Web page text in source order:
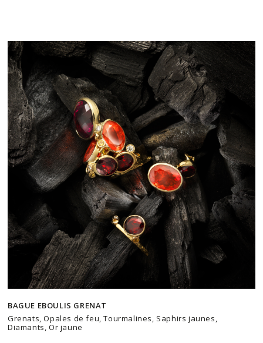
BAGUE EBOULIS GRENAT
Grenats, Opales de feu, Tourmalines, Saphirs jaunes,
Diamants, Or jaune